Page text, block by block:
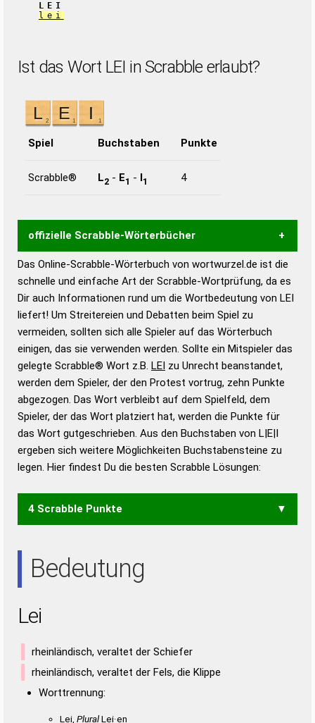
LEI
lei
Ist das Wort LEI in Scrabble erlaubt?
Spiel Buchstaben Punkte
Scrabble® L2 - E1 - I1 4
offizielle Scrabble-Wörterbücher
Wortwurzel liefert mit Hilfe eines semantischen
Wortanalyse-Algorithmus gute Anhaltspunkte zu
Wortbedeutung, Worttrennung und Wortform, um die
Gültigkeit eines Wortes für das Scrabble-Spiel zu
bestimmen!
zugelassene Turnier Scrabble-
Wörterbücher sind:
Duden – Standardwerk in 12 Bänden
Duden – Richtiges und gutes
Deutsch
Duden – Die deutsche Grammatik
Duden – Deutsches
Universalwörterbuch
Das Online-Scrabble-Wörterbuch von wortwurzel.de ist die
schnelle und einfache Art der Scrabble-Wortprüfung, da es
Dir auch Informationen rund um die Wortbedeutung von LEI
liefert! Um Streitereien und Debatten beim Spiel zu
vermeiden, sollten sich alle Spieler auf das Wörterbuch
einigen, das sie verwenden werden. Sollte ein Mitspieler das
gelegte Scrabble® Wort z.B. LEI zu Unrecht beanstandet,
werden dem Spieler, der den Protest vortrug, zehn Punkte
abgezogen. Das Wort verbleibt auf dem Spielfeld, dem
Spieler, der das Wort platziert hat, werden die Punkte für
das Wort gutgeschrieben. Aus den Buchstaben von L|E|I
ergeben sich weitere Möglichkeiten Buchstabensteine zu
legen. Hier findest Du die besten Scrabble Lösungen:
4 Scrabble Punkte
Bedeutung
Lei
rheinländisch, veraltet der Schiefer
rheinländisch, veraltet der Fels, die Klippe
Worttrennung:
Lei, PluralLei·en